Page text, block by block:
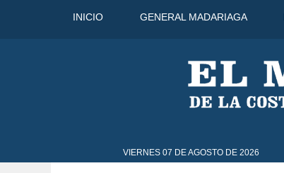
INICIO GENERAL MADARIAGA
VIERNES 07 DE AGOSTO DE 2026
31°C 8 Ago